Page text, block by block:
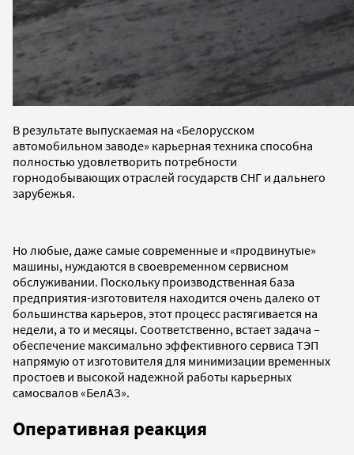
В результате выпускаемая на «Белорусском
автомобильном заводе» карьерная техника способна
полностью удовлетворить потребности
горнодобывающих отраслей государств СНГ и дальнего
зарубежья.
Но любые, даже самые современные и «продвинутые»
машины, нуждаются в своевременном сервисном
обслуживании. Поскольку производственная база
предприятия-изготовителя находится очень далеко от
большинства карьеров, этот процесс растягивается на
недели, а то и месяцы. Соответственно, встает задача –
обеспечение максимально эффективного сервиса ТЭП
напрямую от изготовителя для минимизации временных
простоев и высокой надежной работы карьерных
самосвалов «БелАЗ».
Оперативная реакция